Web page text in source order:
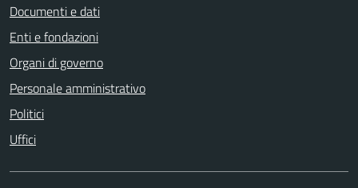
Documenti e dati
Enti e fondazioni
Organi di governo
Personale amministrativo
Politici
Uffici